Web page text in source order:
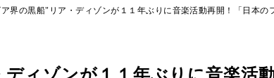
界の黒船"リア・ディゾンが１１年ぶりに音楽活動再開！「日本の
ィゾンが１１年ぶりに音楽活